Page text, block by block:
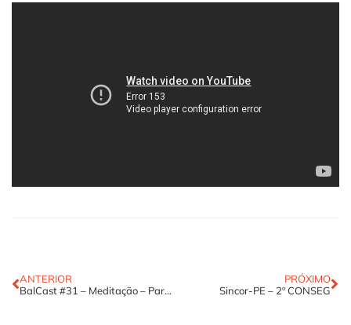
ANTERIOR
BalCast #31 – Meditação – Parte 2
PRÓXIMO
Sincor-PE – 2º CONSEG